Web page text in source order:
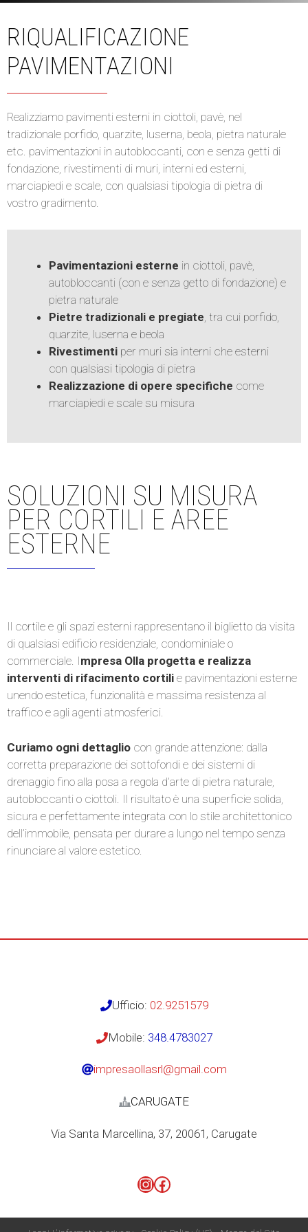
RIQUALIFICAZIONE
PAVIMENTAZIONI
Realizziamo pavimenti esterni in ciottoli, pavè, nel
tradizionale porfido, quarzite, luserna, beola, pietra naturale
etc. pavimentazioni in autobloccanti, con e senza getti di
fondazione, rivestimenti di muri, interni ed esterni,
marciapiedi e scale, con qualsiasi tipologia di pietra di
vostro gradimento.
Pavimentazioni esterne in ciottoli, pavè,
autobloccanti (con e senza getto di fondazione) e
pietra naturale
Pietre tradizionali e pregiate , tra cui porfido,
quarzite, luserna e beola
Rivestimenti per muri sia interni che esterni
con qualsiasi tipologia di pietra
Realizzazione di opere specifiche come
marciapiedi e scale su misura
SOLUZIONI SU MISURA
PER CORTILI E AREE
ESTERNE
Il cortile e gli spazi esterni rappresentano il biglietto da visita
di qualsiasi edificio residenziale, condominiale o
commerciale. Impresa Olla progetta e realizza
interventi di rifacimento cortili e pavimentazioni esterne
unendo estetica, funzionalità e massima resistenza al
traffico e agli agenti atmosferici.
Curiamo ogni dettaglio con grande attenzione: dalla
corretta preparazione dei sottofondi e dei sistemi di
drenaggio fino alla posa a regola d’arte di pietra naturale,
autobloccanti o ciottoli. Il risultato è una superficie solida,
sicura e perfettamente integrata con lo stile architettonico
dell’immobile, pensata per durare a lungo nel tempo senza
rinunciare al valore estetico.
Ufficio: 02.9251579
Mobile: 348.4783027
impresaollasrl@gmail.com
CARUGATE
Via Santa Marcellina, 37, 20061, Carugate
InstagramFacebook